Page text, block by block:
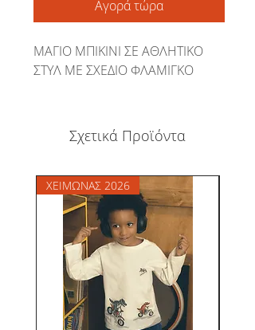
Αγορά τώρα
ΜΑΓΙΟ ΜΠΙΚΙΝΙ ΣΕ ΑΘΛΗΤΙΚΟ
ΣΤΥΛ ΜΕ ΣΧΕΔΙΟ ΦΛΑΜΙΓΚΟ
Σχετικά Προϊόντα
ΧΕΙΜΩΝΑΣ 2026